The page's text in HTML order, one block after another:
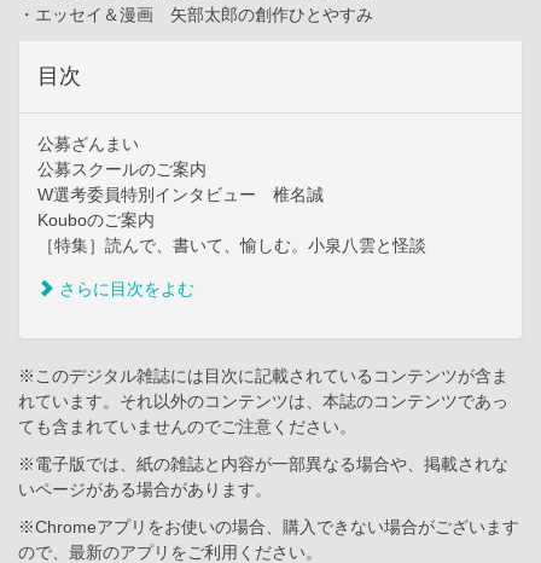
・エッセイ＆漫画 矢部太郎の創作ひとやすみ
目次
公募ざんまい
公募スクールのご案内
W選考委員特別インタビュー 椎名誠
Kouboのご案内
［特集］読んで、書いて、愉しむ。小泉八雲と怪談
さらに目次をよむ
※このデジタル雑誌には目次に記載されているコンテンツが含ま
れています。それ以外のコンテンツは、本誌のコンテンツであっ
ても含まれていませんのでご注意ください。
※電子版では、紙の雑誌と内容が一部異なる場合や、掲載されな
いページがある場合があります。
※Chromeアプリをお使いの場合、購入できない場合がございます
ので、最新のアプリをご利用ください。